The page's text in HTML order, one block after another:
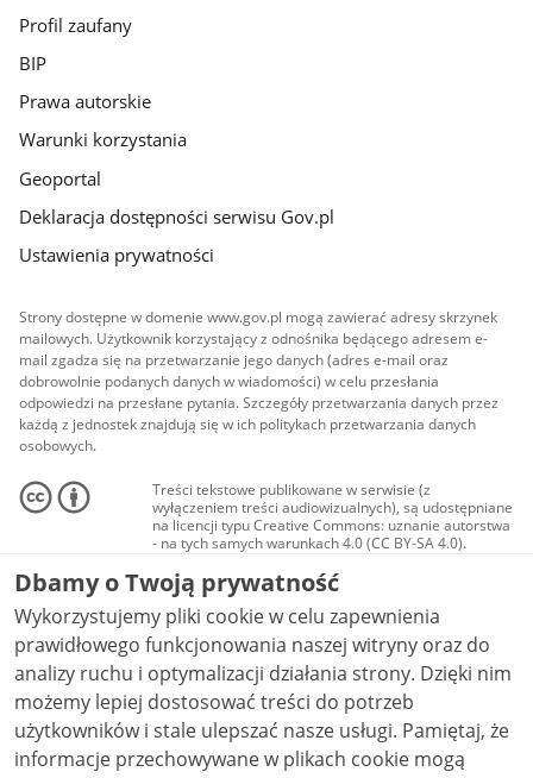
Profil zaufany
BIP
Prawa autorskie
Warunki korzystania
Geoportal
Deklaracja dostępności serwisu Gov.pl
Ustawienia prywatności
Strony dostępne w domenie www.gov.pl mogą zawierać adresy skrzynek
mailowych. Użytkownik korzystający z odnośnika będącego adresem e-
mail zgadza się na przetwarzanie jego danych (adres e-mail oraz
dobrowolnie podanych danych w wiadomości) w celu przesłania
odpowiedzi na przesłane pytania. Szczegóły przetwarzania danych przez
każdą z jednostek znajdują się w ich politykach przetwarzania danych
osobowych.
Treści tekstowe publikowane w serwisie (z
wyłączeniem treści audiowizualnych), są udostępniane
na licencji typu Creative Commons: uznanie autorstwa
- na tych samych warunkach 4.0 (CC BY-SA 4.0).
Materiały audiowizualne, w tym zdjęcia, materiały
audio i wideo, są udostępniane na licencji typu
Creative Commons: uznanie autorstwa użycie
niekomercyjne - bez utworów zależnych 4.0 (CC BY-
NC-ND 4.0), o ile nie jest to stwierdzone inaczej.
Dbamy o Twoją prywatność
Wykorzystujemy pliki cookie w celu zapewnienia
prawidłowego funkcjonowania naszej witryny oraz do
analizy ruchu i optymalizacji działania strony. Dzięki nim
możemy lepiej dostosować treści do potrzeb
użytkowników i stale ulepszać nasze usługi. Pamiętaj, że
informacje przechowywane w plikach cookie mogą